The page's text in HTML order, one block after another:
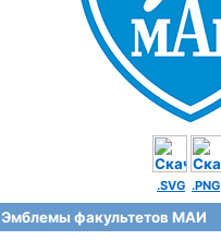
.SVG .PNG
Эмблемы факультетов МАИ